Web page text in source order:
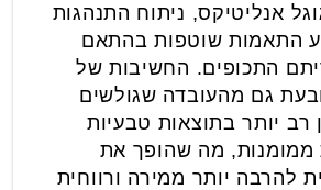
אנליטיקס, ניתוח התנהגות
התאמות שוטפות בהתאם
התכופים. החשיבות של
גם מהעובדה שגולשים
רב יותר בתוצאות טבעיות
ממומנות, מה שהופך את
להרבה יותר ממירה ורווחית